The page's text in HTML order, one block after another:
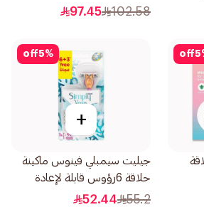
102.58
97.45
5
off
حلاقة
5%
off
+
جيليت سيمبلي فينوس ماكينة
حلاقة 6رؤوس قابلة لإعادة
التعبئة 3قطعة
55.2
52.44